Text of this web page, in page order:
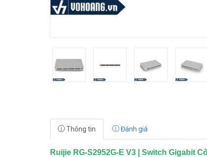
Thông tin Đánh giá
Ruijie RG-S2952G-E V3 | Switch Gigabit